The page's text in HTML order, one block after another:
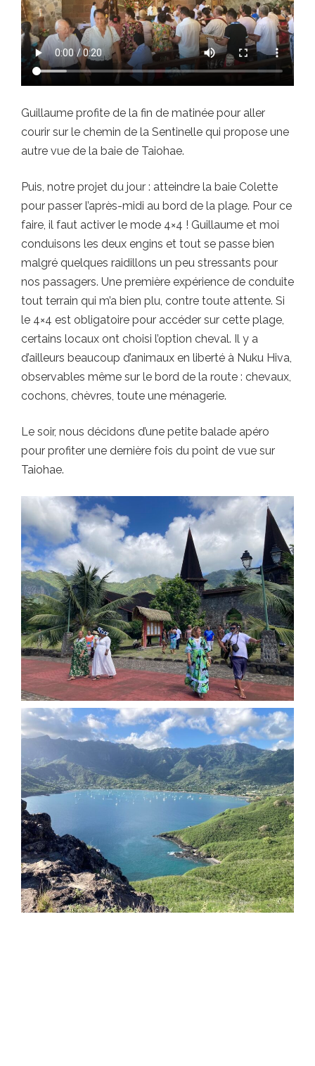
Guillaume profite de la fin de matinée pour aller
courir sur le chemin de la Sentinelle qui propose une
autre vue de la baie de Taiohae.
Puis, notre projet du jour : atteindre la baie Colette
pour passer l’après-midi au bord de la plage. Pour ce
faire, il faut activer le mode 4×4 ! Guillaume et moi
conduisons les deux engins et tout se passe bien
malgré quelques raidillons un peu stressants pour
nos passagers. Une première expérience de conduite
tout terrain qui m’a bien plu, contre toute attente. Si
le 4×4 est obligatoire pour accéder sur cette plage,
certains locaux ont choisi l’option cheval. Il y a
d’ailleurs beaucoup d’animaux en liberté à Nuku Hiva,
observables même sur le bord de la route : chevaux,
cochons, chèvres, toute une ménagerie.
Le soir, nous décidons d’une petite balade apéro
pour profiter une dernière fois du point de vue sur
Taiohae.